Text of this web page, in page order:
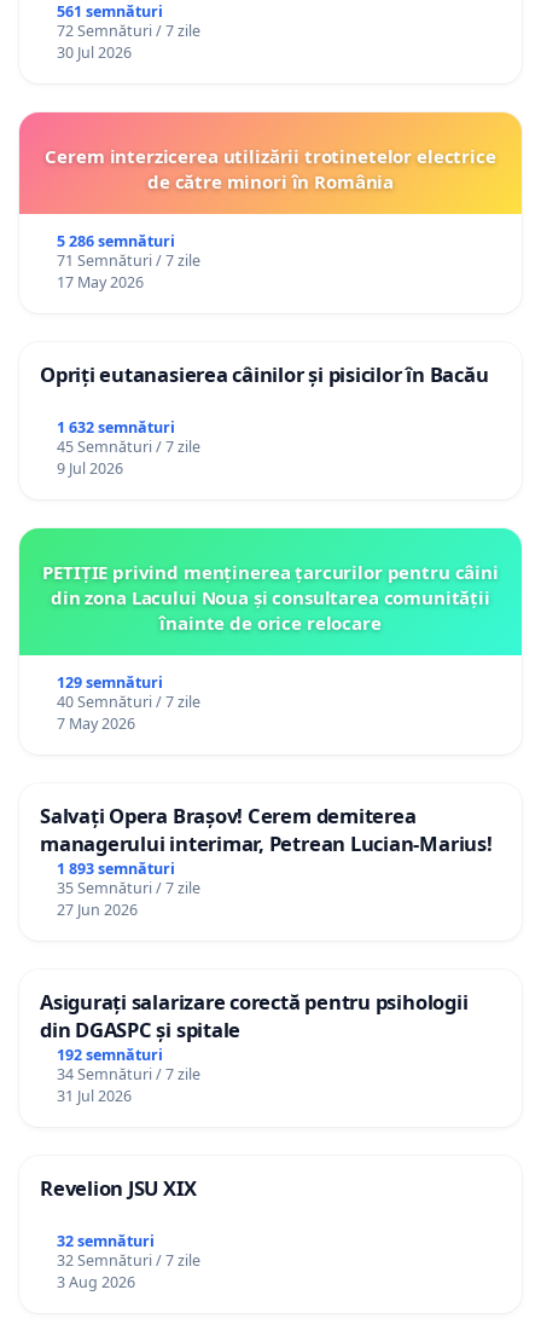
561 semnături
72 Semnături / 7 zile
30 Jul 2026
Cerem interzicerea utilizării trotinetelor electrice
de către minori în România
5 286 semnături
71 Semnături / 7 zile
17 May 2026
Opriți eutanasierea câinilor și pisicilor în Bacău
1 632 semnături
45 Semnături / 7 zile
9 Jul 2026
PETIȚIE privind menținerea țarcurilor pentru câini
din zona Lacului Noua și consultarea comunității
înainte de orice relocare
129 semnături
40 Semnături / 7 zile
7 May 2026
Salvați Opera Brașov! Cerem demiterea
managerului interimar, Petrean Lucian-Marius!
1 893 semnături
35 Semnături / 7 zile
27 Jun 2026
Asigurați salarizare corectă pentru psihologii
din DGASPC și spitale
192 semnături
34 Semnături / 7 zile
31 Jul 2026
Revelion JSU XIX
32 semnături
32 Semnături / 7 zile
3 Aug 2026